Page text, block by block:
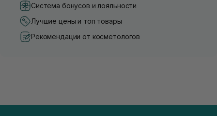
Система бонусов и лояльности
Лучшие цены и топ товары
Рекомендации от косметологов